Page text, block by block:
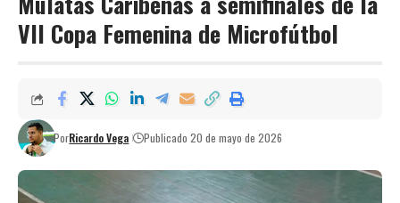
VII Copa Femenina de Microfútbol
PorRicardo Vega Publicado 20 de mayo de 2026